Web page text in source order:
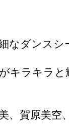
なダンスシ
キラキラ
、賀原美空